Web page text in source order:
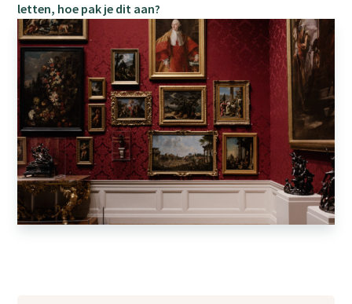
letten, hoe pak je dit aan?